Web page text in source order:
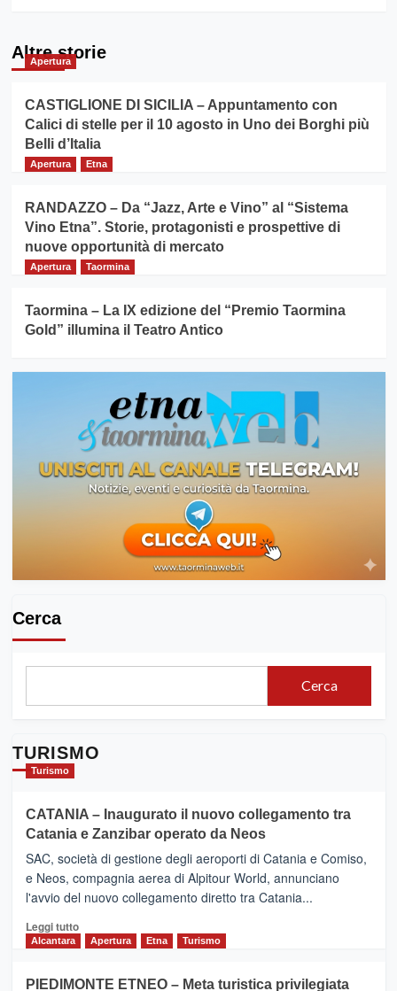
Altre storie
Apertura
CASTIGLIONE DI SICILIA – Appuntamento con
Calici di stelle per il 10 agosto in Uno dei Borghi più
Belli d’Italia
Apertura Etna
RANDAZZO – Da “Jazz, Arte e Vino” al “Sistema
Vino Etna”. Storie, protagonisti e prospettive di
nuove opportunità di mercato
Apertura Taormina
Taormina – La IX edizione del “Premio Taormina
Gold” illumina il Teatro Antico
Cerca
Cerca
TURISMO
Turismo
CATANIA – Inaugurato il nuovo collegamento tra
Catania e Zanzibar operato da Neos
SAC, società di gestione degli aeroporti di Catania e Comiso,
e Neos, compagnia aerea di Alpitour World, annunciano
l'avvio del nuovo collegamento diretto tra Catania...
Leggi tuttoLeggi
Alcantara Apertura Etna Turismo
PIEDIMONTE ETNEO – Meta turistica privilegiata